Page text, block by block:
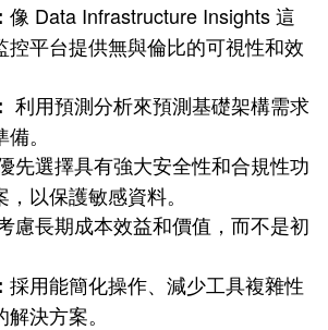
像 Data Infrastructure Insights 這
控平台提供無與倫比的可視性和效
利用預測分析來預測基礎架構需求
。
先選擇具有強大安全性和合規性功
以保護敏感資料。
慮長期成本效益和價值，而不是初
採用能簡化操作、減少工具複雜性
決方案。